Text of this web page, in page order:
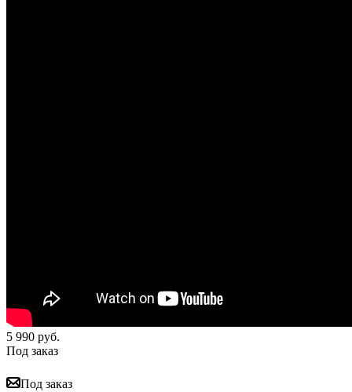
5 990 руб.
Под заказ
Под заказ